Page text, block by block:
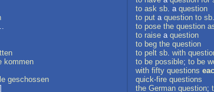
kommen
geschossen
to ask sb. a question
to put a question to sb.
to pose the question
to raise a question
to beg the question
to pelt sb. with
to be possible; to be
with fifty questions
quick-fire questions
the German question;